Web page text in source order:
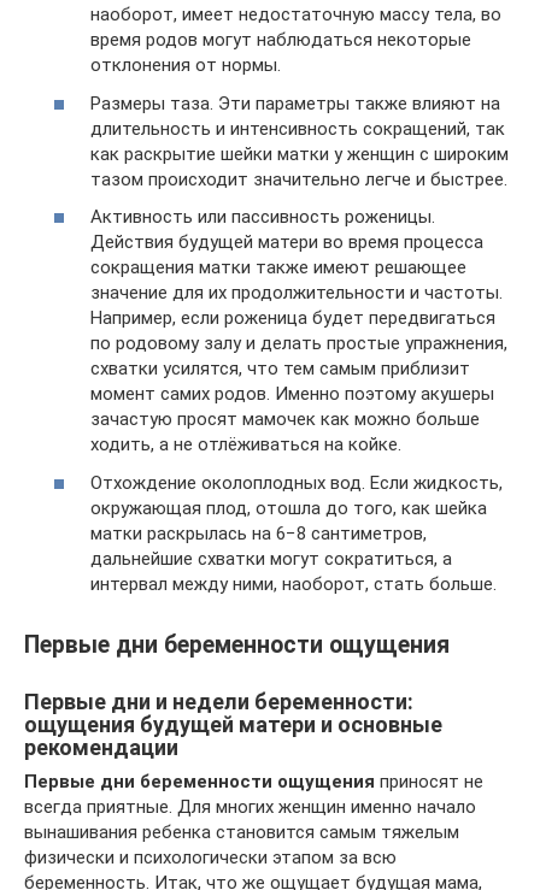
наоборот, имеет недостаточную массу тела, во
время родов могут наблюдаться некоторые
отклонения от нормы.
Размеры таза. Эти параметры также влияют на
длительность и интенсивность сокращений, так
как раскрытие шейки матки у женщин с широким
тазом происходит значительно легче и быстрее.
Активность или пассивность роженицы.
Действия будущей матери во время процесса
сокращения матки также имеют решающее
значение для их продолжительности и частоты.
Например, если роженица будет передвигаться
по родовому залу и делать простые упражнения,
схватки усилятся, что тем самым приблизит
момент самих родов. Именно поэтому акушеры
зачастую просят мамочек как можно больше
ходить, а не отлёживаться на койке.
Отхождение околоплодных вод. Если жидкость,
окружающая плод, отошла до того, как шейка
матки раскрылась на 6−8 сантиметров,
дальнейшие схватки могут сократиться, а
интервал между ними, наоборот, стать больше.
Первые дни беременности ощущения
Первые дни и недели беременности:
ощущения будущей матери и основные
рекомендации
Первые дни беременности ощущения приносят не
всегда приятные. Для многих женщин именно начало
вынашивания ребенка становится самым тяжелым
физически и психологически этапом за всю
беременность. Итак, что же ощущает будущая мама,